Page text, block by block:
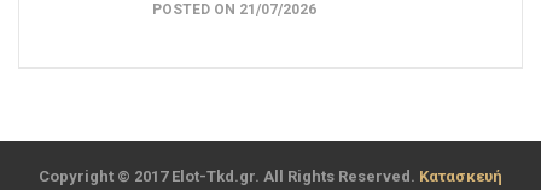
POSTED ON 21/07/2026
Copyright © 2017 Elot-Tkd.gr. All Rights Reserved. Κατασκευή